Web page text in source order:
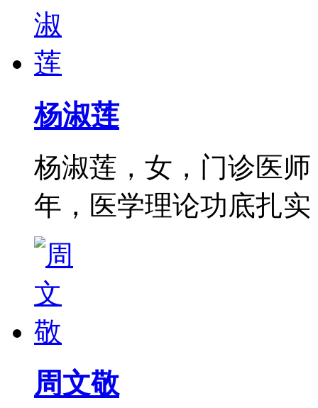
杨淑莲
杨淑莲，女，门诊医
年，医学理论功底扎实
周文敬